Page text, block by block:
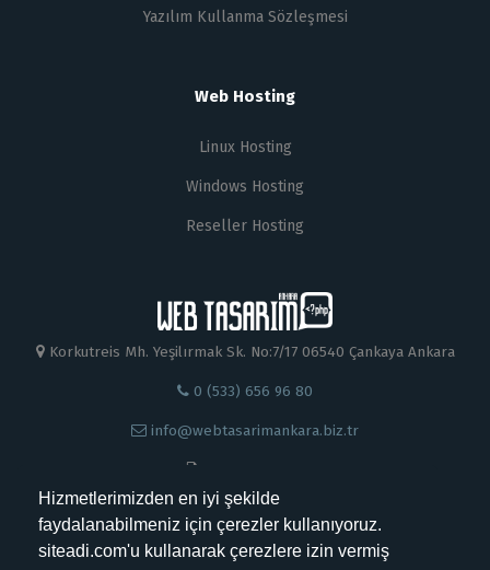
Hizmetlerimizden en iyi şekilde
faydalanabilmeniz için çerezler kullanıyoruz.
siteadi.com'u kullanarak çerezlere izin vermiş
Yazılım Kullanma Sözleşmesi
Web Hosting
Linux Hosting
Windows Hosting
Reseller Hosting
Korkutreis Mh. Yeşilırmak Sk. No:7/17 06540 Çankaya Ankara
0 (533) 656 96 80
info@webtasarimankara.biz.tr